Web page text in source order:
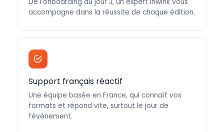
accompagne dans la réussite de chaque édition.
Support français réactif
Une équipe basée en France, qui connaît vos
formats et répond vite, surtout le jour de
l’événement.